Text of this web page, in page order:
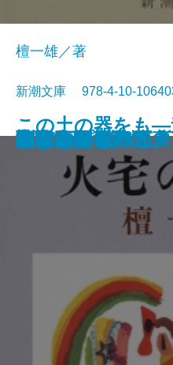
散歩のとき何か
沈黙
彦左衛門外記
エディプスの恋人
聖少女
ブンナよ、木か
あんちゃん
この土の器をも―
部 結婚編―
お気に召すまま
火宅の人〔上〕
檀一雄／著
新潮文庫 978-4-10-
火宅の人〔下〕
だれかさんの悪夢
心に太陽を持て
悲しみの歌
扇野
若き数学者のア
ケインとアベル
ケインとアベル
海の史劇
橋のない川 五